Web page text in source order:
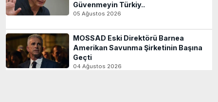
Güvenmeyin Türkiy..
05 Ağustos 2026
MOSSAD Eski Direktörü Barnea
Amerikan Savunma Şirketinin Başına
Geçti
04 Ağustos 2026